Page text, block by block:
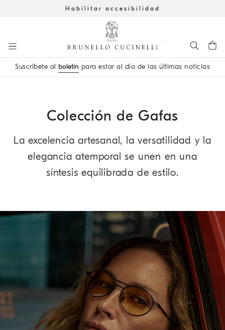
Habilitar accesibilidad
Suscribete al boletín para estar al día de las últimas noticias
Colección de Gafas
La excelencia artesanal, la versatilidad y la
elegancia atemporal se unen en una
síntesis equilibrada de estilo.